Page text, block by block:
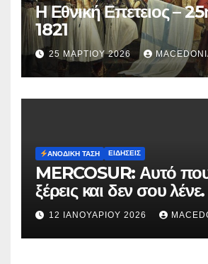
Η Εθνική Επετειος –
1821
25 ΜΑΡΤΊΟΥ 2026
ΑΝΟΔΙΚΉ ΤΆΣΗ ΕΙΔΉΣΕΙΣ
MERCOSUR: Αυτό
ξέρεις και δεν σου λένε.
12 ΙΑΝΟΥΑΡΊΟΥ 2026